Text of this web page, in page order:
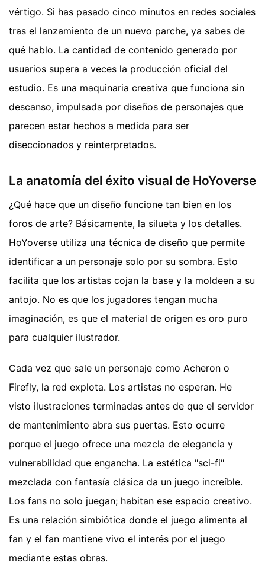
vértigo. Si has pasado cinco minutos en redes sociales
tras el lanzamiento de un nuevo parche, ya sabes de
qué hablo. La cantidad de contenido generado por
usuarios supera a veces la producción oficial del
estudio. Es una maquinaria creativa que funciona sin
descanso, impulsada por diseños de personajes que
parecen estar hechos a medida para ser
diseccionados y reinterpretados.
La anatomía del éxito visual de HoYoverse
¿Qué hace que un diseño funcione tan bien en los
foros de arte? Básicamente, la silueta y los detalles.
HoYoverse utiliza una técnica de diseño que permite
identificar a un personaje solo por su sombra. Esto
facilita que los artistas cojan la base y la moldeen a su
antojo. No es que los jugadores tengan mucha
imaginación, es que el material de origen es oro puro
para cualquier ilustrador.
Cada vez que sale un personaje como Acheron o
Firefly, la red explota. Los artistas no esperan. He
visto ilustraciones terminadas antes de que el servidor
de mantenimiento abra sus puertas. Esto ocurre
porque el juego ofrece una mezcla de elegancia y
vulnerabilidad que engancha. La estética "sci-fi"
mezclada con fantasía clásica da un juego increíble.
Los fans no solo juegan; habitan ese espacio creativo.
Es una relación simbiótica donde el juego alimenta al
fan y el fan mantiene vivo el interés por el juego
mediante estas obras.